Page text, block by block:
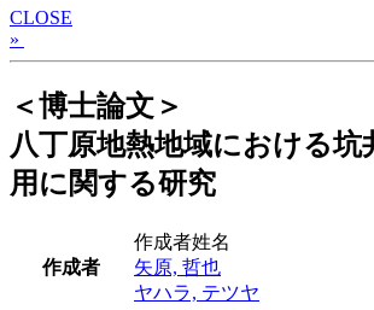
CLOSE
»
＜博士論文＞
八丁原地熱地域における坑
用に関する研究
作成者
作成者姓名
矢原, 哲也
ヤハラ, テツヤ